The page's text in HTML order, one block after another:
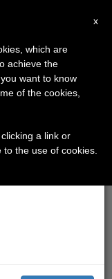
‘un
×
la pausa
de verano
también el
x
which are
achieve the
want to know
of the cookies,
a link or
the use of cookies.